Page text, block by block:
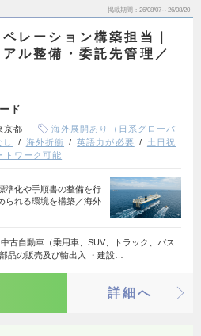
掲載期間 26/08/07～26/08/20
レーション構築担当｜
ル整備・委託先管理／
ド
京都
海外展開あり（日系グローバ
海外折衝 英語力が必要
土日祝
トワーク可能
準化や手順書の整備を行
られる環境を構築／海外
古自動車（乗用車、SUV、トラック、バス
品の販売及び輸出入 ・建設…
詳細へ